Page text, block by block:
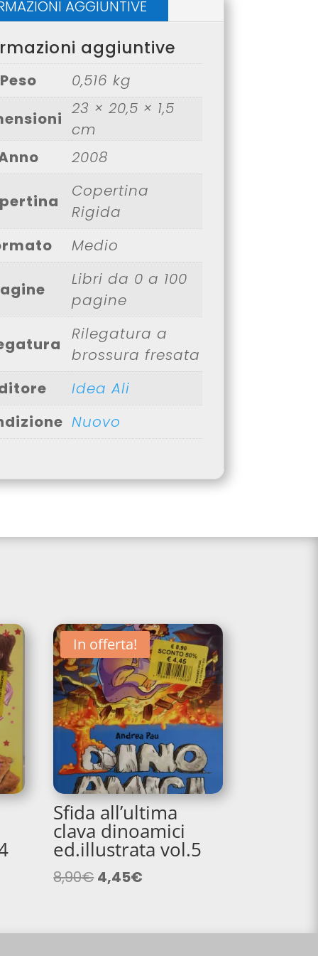
AGGIUNTIVE
aggiuntive
Peso
0,516 kg
23 × 20,5 × 1,5
cm
2008
Copertina
Rigida
Medio
Libri da 0 a 100
pagine
Rilegatura a
brossura fresata
Idea Ali
Nuovo
In offerta!
Sfida all’ultima
clava dinoamici
ed.illustrata vol.5
8,90€ Il
era:
4,45€
è: